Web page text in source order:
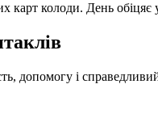
карт колоди. День обіцяє
допомогу і